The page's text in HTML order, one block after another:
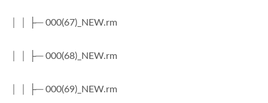
│ │ ├─ 000(67)_NEW.rm
│ │ ├─ 000(68)_NEW.rm
│ │ ├─ 000(69)_NEW.rm